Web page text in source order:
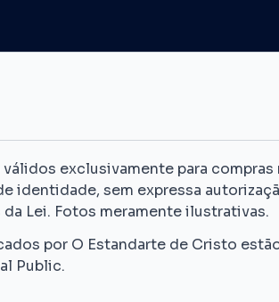
exclusivamente para compras
identidade, sem expressa
Lei. Fotos meramente ilustrativas.
por O Estandarte de Cristo
Public.